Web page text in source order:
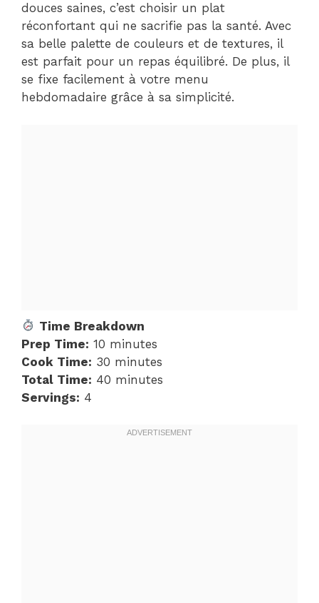
douces saines, c’est choisir un plat
réconfortant qui ne sacrifie pas la santé. Avec
sa belle palette de couleurs et de textures, il
est parfait pour un repas équilibré. De plus, il
se fixe facilement à votre menu
hebdomadaire grâce à sa simplicité.
Time Breakdown
Prep Time: 10 minutes
Cook Time: 30 minutes
Total Time: 40 minutes
Servings: 4